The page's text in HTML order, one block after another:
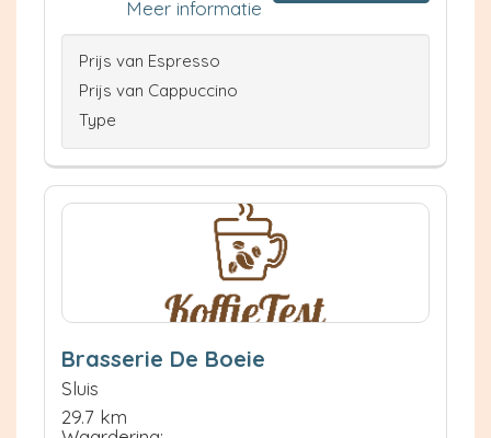
Meer informatie
Prijs van Espresso
Prijs van Cappuccino
Type
Brasserie De Boeie
Sluis
29.7 km